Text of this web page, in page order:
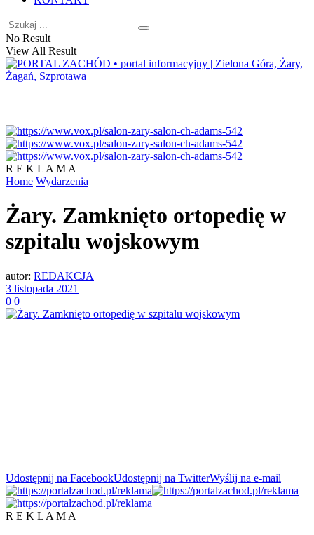
No Result
View All Result
R E K L A M A
Home Wydarzenia
Żary. Zamknięto ortopedię w
szpitalu wojskowym
autor: REDAKCJA
3 listopada 2021
0 0
Udostępnij na FacebookUdostępnij na TwitterWyślij na e-mail
R E K L A M A